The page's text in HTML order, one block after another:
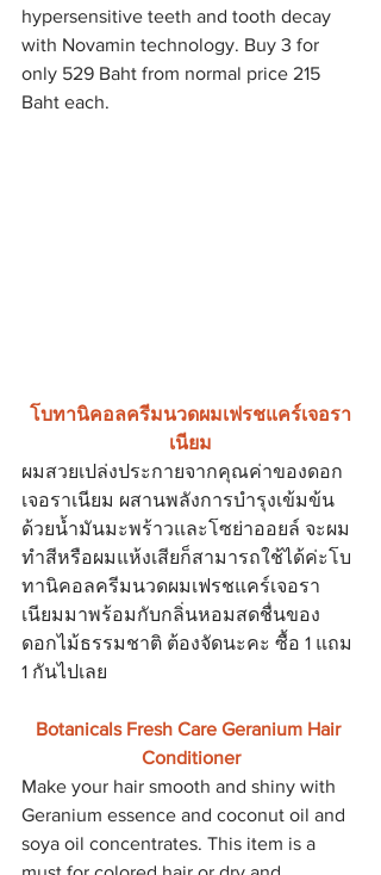
hypersensitive teeth and tooth decay
with Novamin technology. Buy 3 for
only 529 Baht from normal price 215
Baht each.
โบทานิคอลครีมนวดผมเฟรชแคร์เจอรา
เนียม
ผมสวยเปล่งประกายจากคุณค่าของดอก
เจอราเนียม ผสานพลังการบำรุงเข้มข้น
ด้วยน้ำมันมะพร้าวและโซย่าออยล์ จะผม
ทำสีหรือผมแห้งเสียก็สามารถใช้ได้ค่ะโบ
ทานิคอลครีมนวดผมเฟรชแคร์เจอรา
เนียมมาพร้อมกับกลิ่นหอมสดชื่นของ
ดอกไม้ธรรมชาติ ต้องจัดนะคะ ซื้อ 1 แถม
1 กันไปเลย
Botanicals Fresh Care Geranium Hair
Conditioner
Make your hair smooth and shiny with
Geranium essence and coconut oil and
soya oil concentrates. This item is a